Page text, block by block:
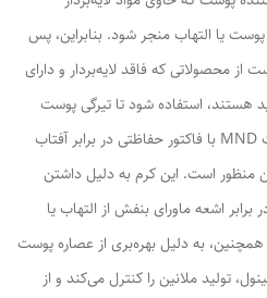
یا التهاب منجر شود. بنابراین، پس
از محصولاتی که فاقد لایه‌بردار و دارای
هستند، استفاده شود تا تیرگی پوست
بازنگردد. کرم روز روشن‌کننده پوست MND با فاکتور حفاظتی در برابر آفتاب
منظور است. این کرم به دلیل داشتن
اشعه ماورای بنفش از التهاب یا
به دلیل بهره‌بری از عصاره پوست
رزورسینول، تولید ملانین را کنترل می‌کند و از